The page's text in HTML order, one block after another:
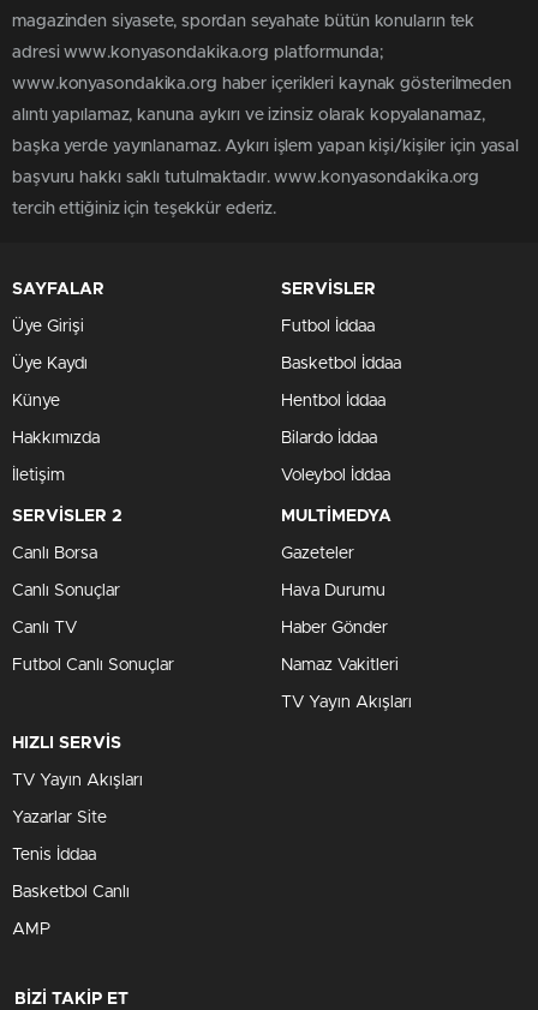
magazinden siyasete, spordan seyahate bütün konuların tek
adresi www.konyasondakika.org platformunda;
www.konyasondakika.org haber içerikleri kaynak gösterilmeden
alıntı yapılamaz, kanuna aykırı ve izinsiz olarak kopyalanamaz,
başka yerde yayınlanamaz. Aykırı işlem yapan kişi/kişiler için yasal
başvuru hakkı saklı tutulmaktadır. www.konyasondakika.org
tercih ettiğiniz için teşekkür ederiz.
SAYFALAR
Üye Girişi
Üye Kaydı
Künye
Hakkımızda
İletişim
SERVİSLER
Futbol İddaa
Basketbol İddaa
Hentbol İddaa
Bilardo İddaa
Voleybol İddaa
SERVİSLER 2
Canlı Borsa
Canlı Sonuçlar
Canlı TV
Futbol Canlı Sonuçlar
MULTİMEDYA
Gazeteler
Hava Durumu
Haber Gönder
Namaz Vakitleri
TV Yayın Akışları
HIZLI SERVİS
TV Yayın Akışları
Yazarlar Site
Tenis İddaa
Basketbol Canlı
AMP
BİZİ TAKİP ET